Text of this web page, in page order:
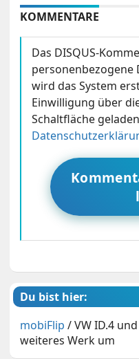
KOMMENTARE
Das DISQUS-
personenbezogene
wird das System
Einwilligung über
Schaltfläche
Du bist hier:
mobiFlip /VW ID.4
weiteres Werk um